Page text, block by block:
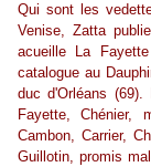
Qui sont les
Venise, Zatta
acueille La
catalogue au
duc d'Orléans
Fayette,
Cambon, Carrier,
Guillotin, promis